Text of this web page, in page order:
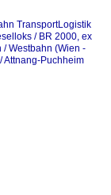
TransportLogistik
/ BR 2000, ex
/ Westbahn (Wien -
Attnang-Puchheim